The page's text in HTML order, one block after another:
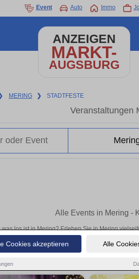
Cookies akzeptieren Alle
Event Auto Immo
ANZEIGEN
MARKT-
AUGSBURG
MERING ❯ STADTFESTE
Veranstaltungen
Alle Events in Mering -
los ist in Mering? Erleben Sie in Mering
aufregende Veranstaltungen in